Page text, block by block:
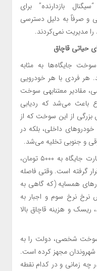
بازدارنده” برای
و صرفاً به دلیل دسترسی
مدیریت نمی‌کردند.‌
حیاتی قاچاق
جایگاه‌ها به مثابه
هر فردی با هر خودرویی
مقادیر معتنابهی سوخت
باعث می‌شد که ردیابی
از این سوخت که از
داخلی، بلکه در
و جنوبی تخلیه می‌شد.
با سه‌نرخی شدن بنزین و افزایش نرخ کارت جایگاه به ۵۰۰۰ تومان،
گرفته است. وقتی فاصله
همسایه (که گاهی به
نرخ نرخ سوم و اجبار به
و هزینه قاچاق بالا
سوخت شخصی، دولت را به
شهروندان مجهز کرده است.
زمانی و در کدام نقطه